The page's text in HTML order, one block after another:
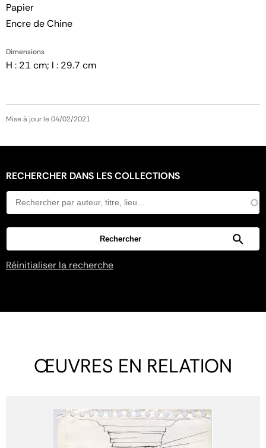
Papier
Encre de Chine
Dimensions
H : 21 cm; l : 29.7 cm
Mise à jour le 04/02/2021
RECHERCHER DANS LES COLLECTIONS
Réinitialiser la recherche
ŒUVRES EN RELATION